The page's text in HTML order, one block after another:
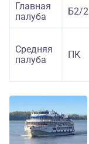
Главная
палуба
Б2/2
Средняя
палуба
ПК